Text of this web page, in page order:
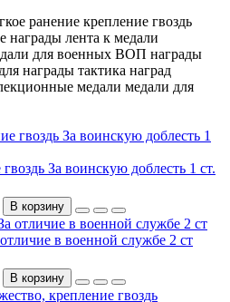
ранение крепление гвоздь
награды лента к медали
для военных ВОП награды
награды тактика наград
медали медали для
За воинскую доблесть 1 ст.
В корзину
в военной службе 2 ст
В корзину